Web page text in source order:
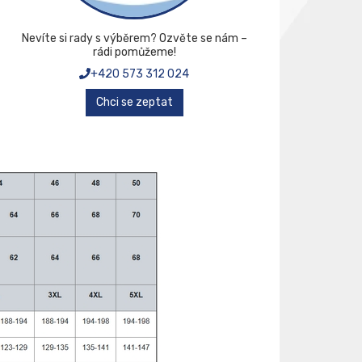
Nevíte si rady s výběrem? Ozvěte se nám –
rádi pomůžeme!
+420 573 312 024
Chci se zeptat